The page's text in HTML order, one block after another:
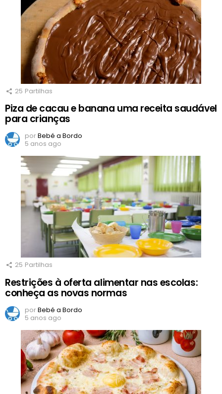
25 Partilhas
Piza de cacau e banana uma receita saudável
para crianças
porBebé a Bordo
5 anos ago
25 Partilhas
Restrições à oferta alimentar nas escolas:
conheça as novas normas
porBebé a Bordo
5 anos ago